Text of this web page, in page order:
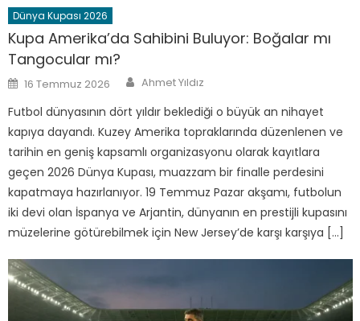
Dünya Kupası 2026
Kupa Amerika’da Sahibini Buluyor: Boğalar mı
Tangocular mı?
Posted
on
16 Temmuz 2026 Author
Ahmet Yıldız
Futbol dünyasının dört yıldır beklediği o büyük an nihayet
kapıya dayandı. Kuzey Amerika topraklarında düzenlenen ve
tarihin en geniş kapsamlı organizasyonu olarak kayıtlara
geçen 2026 Dünya Kupası, muazzam bir finalle perdesini
kapatmaya hazırlanıyor. 19 Temmuz Pazar akşamı, futbolun
iki devi olan İspanya ve Arjantin, dünyanın en prestijli kupasını
müzelerine götürebilmek için New Jersey’de karşı karşıya […]